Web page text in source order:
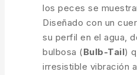
los peces se
Diseñado con un
su perfil en el agua,
bulbosa (Bulb-Tail)
irresistible vibración